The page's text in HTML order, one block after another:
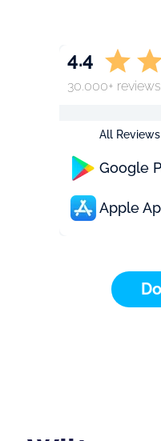
All Reviews
Google
Apple
4.4
30.000+ reviews